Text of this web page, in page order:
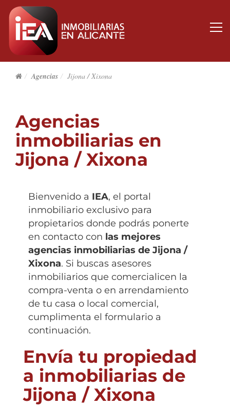
Agencias Jijona / Xixona
Agencias
inmobiliarias en
Jijona / Xixona
Bienvenido a IEA, el portal
inmobiliario exclusivo para
propietarios donde podrás ponerte
en contacto con las mejores
agencias inmobiliarias de Jijona /
Xixona. Si buscas asesores
inmobiliarios que comercialicen la
compra-venta o en arrendamiento
de tu casa o local comercial,
cumplimenta el formulario a
continuación.
Envía tu propiedad
a inmobiliarias de
Jijona / Xixona